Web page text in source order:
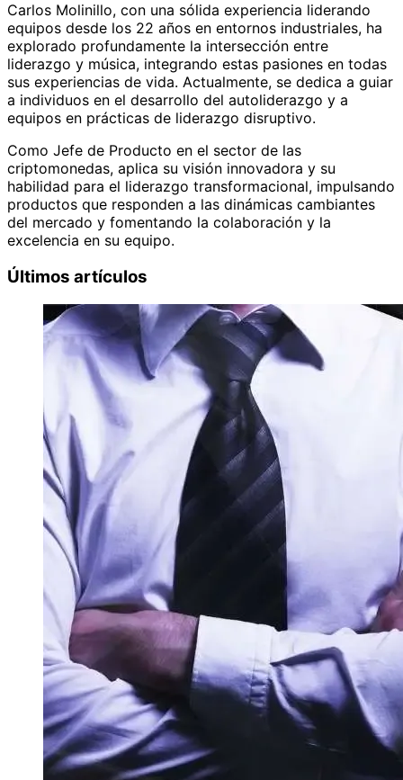
Carlos Molinillo, con una sólida experiencia liderando
equipos desde los 22 años en entornos industriales, ha
explorado profundamente la intersección entre
liderazgo y música, integrando estas pasiones en todas
sus experiencias de vida. Actualmente, se dedica a guiar
a individuos en el desarrollo del autoliderazgo y a
equipos en prácticas de liderazgo disruptivo.
Como Jefe de Producto en el sector de las
criptomonedas, aplica su visión innovadora y su
habilidad para el liderazgo transformacional, impulsando
productos que responden a las dinámicas cambiantes
del mercado y fomentando la colaboración y la
excelencia en su equipo.
Últimos artículos